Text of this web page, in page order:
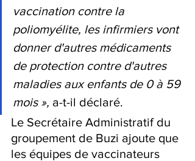
vaccination contre la
poliomyélite, les infirmiers vont
donner d'autres médicaments
de protection contre d'autres
maladies aux enfants de 0 à 59
mois », a-t-il déclaré.
Le Secrétaire Administratif du
groupement de Buzi ajoute que
les équipes de vaccinateurs